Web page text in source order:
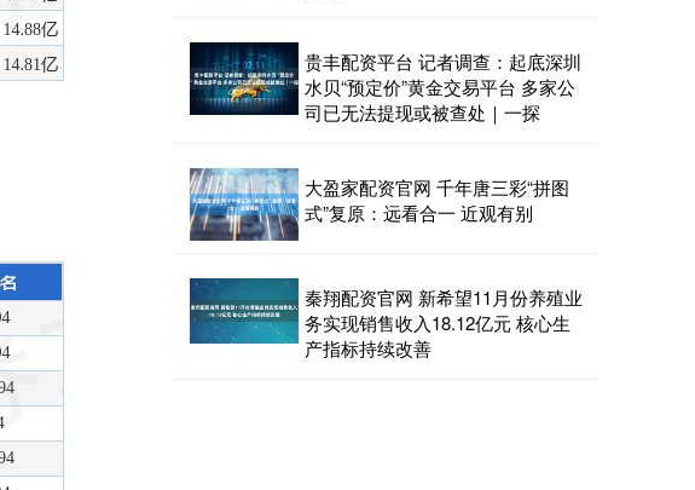
贵丰配资平台 记者调查：起底深圳
水贝“预定价”黄金交易平台 多家公
司已无法提现或被查处｜一探
大盈家配资官网 千年唐三彩“拼图
式”复原：远看合一 近观有别
秦翔配资官网 新希望11月份养殖业
务实现销售收入18.12亿元 核心生
产指标持续改善